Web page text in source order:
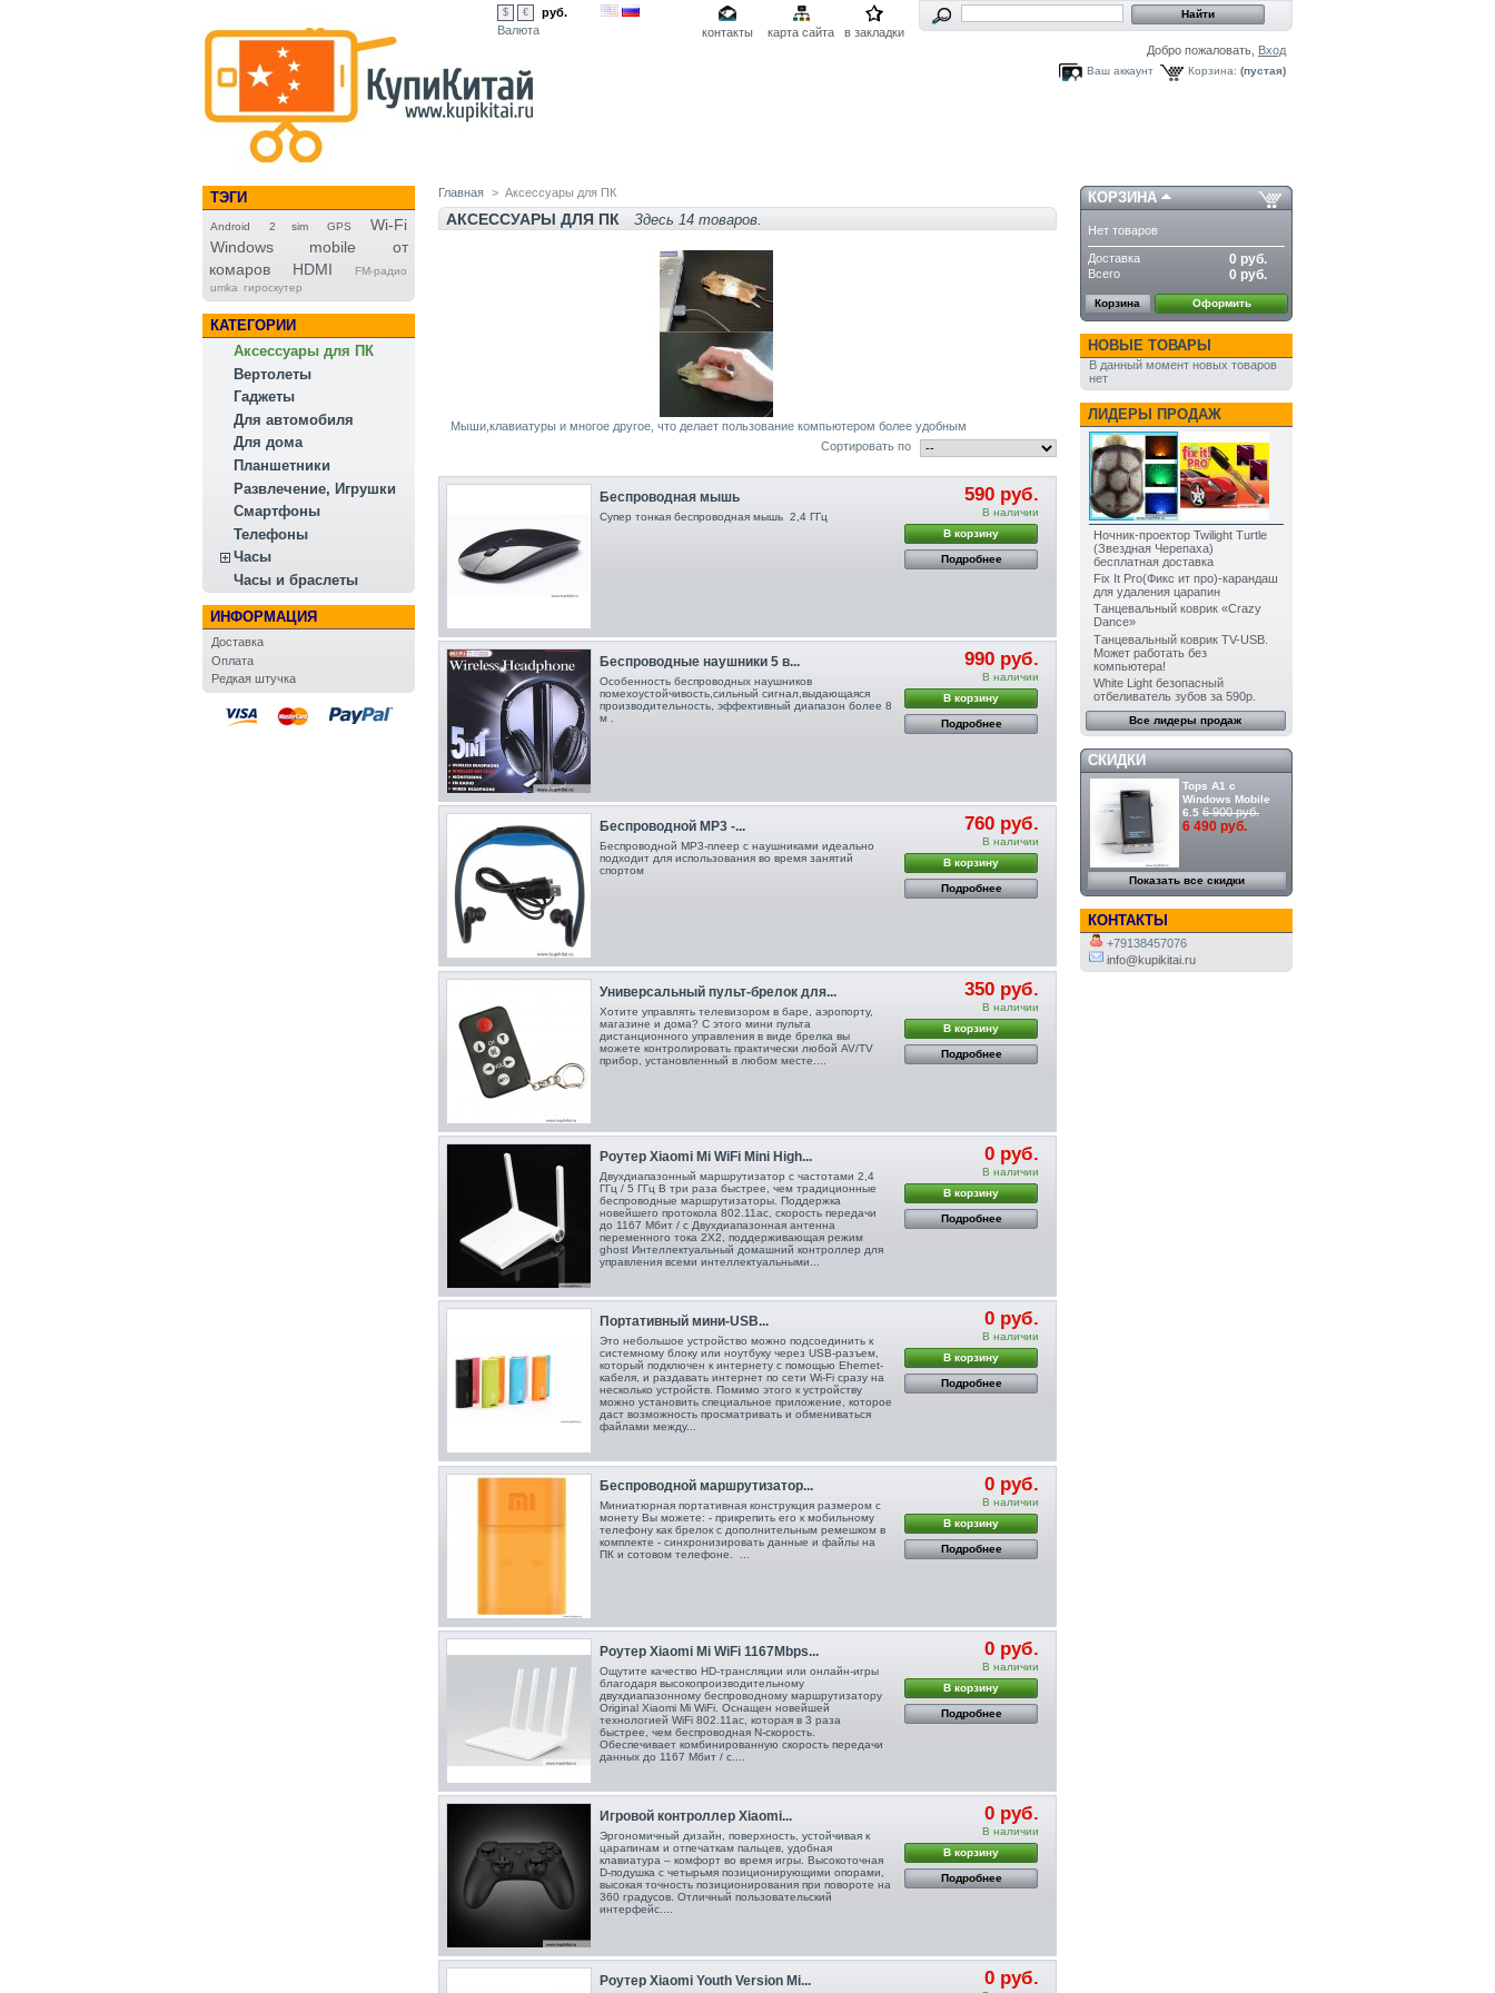
$ €
руб.
Валюта
контакты карта сайта
в закладки
Добро пожаловать, Вход
Корзина: (пустая)
Ваш аккаунт
ТЭГИ
Android 2 sim GPS
Wi-Fi
Windows mobile
от
комаров
HDMI
FM-радио
umka гироскутер
КАТЕГОРИИ
Аксессуары для ПК
Вертолеты
Гаджеты
Для автомобиля
Для дома
Планшетники
Развлечение, Игрушки
Смартфоны
Телефоны
Часы
Часы и браслеты
ИНФОРМАЦИЯ
Доставка
Оплата
Редкая штучка
Главная > Аксессуары для ПК
АКСЕССУАРЫ ДЛЯ ПК Здесь 14 товаров.
Мыши,клавиатуры и многое другое, что делает пользование компьютером более удобным
Сортировать по
Беспроводная мышь
Супер тонкая беспроводная мышь 2,4 ГГц
590 руб.
В наличии
В корзину
Подробнее
Беспроводные наушники 5 в...
Особенность беспроводных наушников
помехоустойчивость,сильный сигнал,выдающаяся
производительность, эффективный диапазон более 8
м .
990 руб.
В наличии
В корзину
Подробнее
Беспроводной МР3 -...
Беспроводной MP3-плеер с наушниками идеально
подходит для использования во время занятий
спортом
760 руб.
В наличии
В корзину
Подробнее
Универсальный пульт-брелок для...
Хотите управлять телевизором в баре, аэропорту,
магазине и дома? С этого мини пульта
дистанционного управления в виде брелка вы
можете контролировать практически любой AV/TV
прибор, установленный в любом месте....
350 руб.
В наличии
В корзину
Подробнее
Роутер Xiaomi Mi WiFi Mini High...
Двухдиапазонный маршрутизатор с частотами 2,4
ГГц / 5 ГГц В три раза быстрее, чем традиционные
беспроводные маршрутизаторы. Поддержка
новейшего протокола 802.11ac, скорость передачи
до 1167 Мбит / с Двухдиапазонная антенна
переменного тока 2X2, поддерживающая режим
ghost Интеллектуальный домашний контроллер для
управления всеми интеллектуальными...
0 руб.
В наличии
В корзину
Подробнее
Портативный мини-USB...
Это небольшое устройство можно подсоединить к
системному блоку или ноутбуку через USB-разъем,
который подключен к интернету с помощью Ehernet-
кабеля, и раздавать интернет по сети Wi-Fi сразу на
несколько устройств. Помимо этого к устройству
можно установить специальное приложение, которое
даст возможность просматривать и обмениваться
файлами между...
0 руб.
В наличии
В корзину
Подробнее
Беспроводной маршрутизатор...
Миниатюрная портативная конструкция размером с
монету Вы можете: - прикрепить его к мобильному
телефону как брелок с дополнительным ремешком в
комплекте - синхронизировать данные и файлы на
ПК и сотовом телефоне. ...
0 руб.
В наличии
В корзину
Подробнее
Роутер Xiaomi Mi WiFi 1167Mbps...
Ощутите качество HD-трансляции или онлайн-игры
благодаря высокопроизводительному
двухдиапазонному беспроводному маршрутизатору
Original Xiaomi Mi WiFi. Оснащен новейшей
технологией WiFi 802.11ac, которая в 3 раза
быстрее, чем беспроводная N-скорость.
Обеспечивает комбинированную скорость передачи
данных до 1167 Мбит / с....
0 руб.
В наличии
В корзину
Подробнее
Игровой контроллер Xiaomi...
Эргономичный дизайн, поверхность, устойчивая к
царапинам и отпечаткам пальцев, удобная
клавиатура – комфорт во время игры. Высокоточная
D-подушка с четырьмя позиционирующими опорами,
высокая точность позиционирования при повороте на
360 градусов. Отличный пользовательский
интерфейс....
0 руб.
В наличии
В корзину
Подробнее
Роутер Xiaomi Youth Version Mi... 0 руб.
КОРЗИНА
Нет товаров
Доставка 0 руб.
Всего 0 руб.
Корзина Оформить
НОВЫЕ ТОВАРЫ
В данный момент новых товаров
нет
ЛИДЕРЫ ПРОДАЖ
Ночник-проектор Twilight Turtle
(Звездная Черепаха)
бесплатная доставка
Fix It Pro(Фикс ит про)-карандаш
для удаления царапин
Танцевальный коврик «Crazy
Dance»
Танцевальный коврик TV-USB.
Может работать без
компьютера!
White Light безопасный
отбеливатель зубов за 590р.
Все лидеры продаж
СКИДКИ
Tops A1 с
Windows Mobile
6.5 6 900 руб.
6 490 руб.
Показать все скидки
КОНТАКТЫ
+79138457076
info@kupikitai.ru